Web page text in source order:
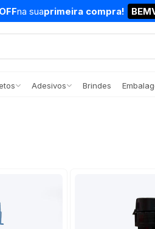
na suaprimeira compra!
Adesivos Brindes